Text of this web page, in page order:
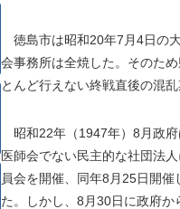
徳島市は昭和20年7月4日の
会事務所は全焼した。そのた
とんど行えない終戦直後の混
昭和22年（1947年）8月政府
医師会でない民主的な社団法
員会を開催、同年8月25日開
た。しかし、8月30日に政府